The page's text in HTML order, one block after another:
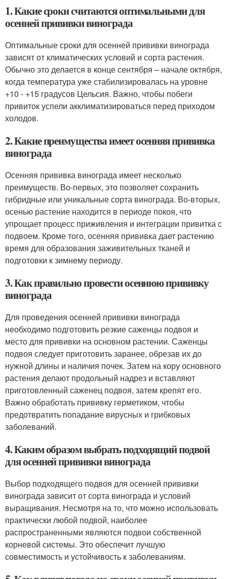
1. Какие сроки считаются оптимальными для
осенней прививки винограда
Оптимальные сроки для осенней прививки винограда
зависят от климатических условий и сорта растения.
Обычно это делается в конце сентября – начале октября,
когда температура уже стабилизировалась на уровне
+10 - +15 градусов Цельсия. Важно, чтобы побеги
привиток успели акклиматизироваться перед приходом
холодов.
2. Какие преимущества имеет осенняя прививка
винограда
Осенняя прививка винограда имеет несколько
преимуществ. Во-первых, это позволяет сохранить
гибридные или уникальные сорта винограда. Во-вторых,
осенью растение находится в периоде покоя, что
упрощает процесс приживления и интеграции привитка с
подвоем. Кроме того, осенняя прививка дает растению
время для образования заживительных тканей и
подготовки к зимнему периоду.
3. Как правильно провести осеннюю прививку
винограда
Для проведения осенней прививки винограда
необходимо подготовить резкие саженцы подвоя и
место для прививки на основном растении. Саженцы
подвоя следует приготовить заранее, обрезав их до
нужной длины и наличия почек. Затем на кору основного
растения делают продольный надрез и вставляют
приготовленный саженец подвоя, затем крепят его.
Важно обработать прививку герметиком, чтобы
предотвратить попадание вирусных и грибковых
заболеваний.
4. Каким образом выбрать подходящий подвой
для осенней прививки винограда
Выбор подходящего подвоя для осенней прививки
винограда зависит от сорта винограда и условий
выращивания. Несмотря на то, что можно использовать
практически любой подвой, наиболее
распространенными являются подвои собственной
корневой системы. Это обеспечит лучшую
совместимость и устойчивость к заболеваниям.